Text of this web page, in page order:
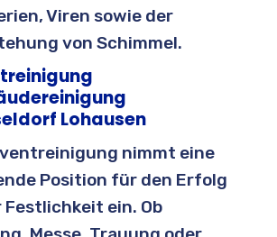
Viren sowie der
von Schimmel.
Lohausen
nimmt eine
Position für den Erfolg
Festlichkeit ein. Ob